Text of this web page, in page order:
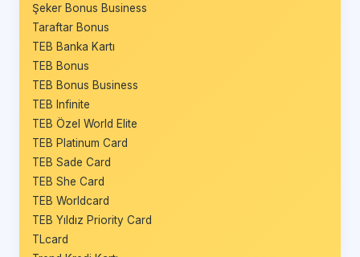
Şeker Bonus Business
Taraftar Bonus
TEB Banka Kartı
TEB Bonus
TEB Bonus Business
TEB Infinite
TEB Özel World Elite
TEB Platinum Card
TEB Sade Card
TEB She Card
TEB Worldcard
TEB Yıldız Priority Card
TLcard